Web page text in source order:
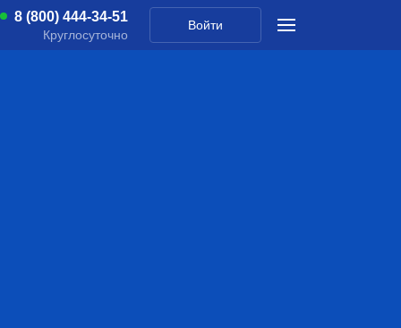
8 (800) 444-34-51
Круглосуточно
Войти